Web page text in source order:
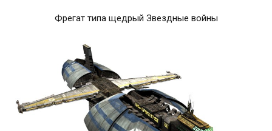
Фрегат типа щедрый Звездные войны